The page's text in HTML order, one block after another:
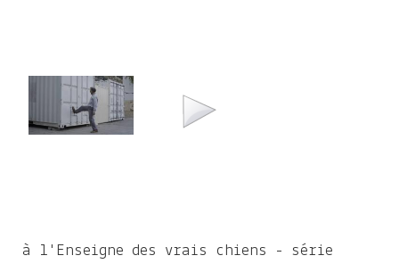
à l'Enseigne des vrais chiens - série